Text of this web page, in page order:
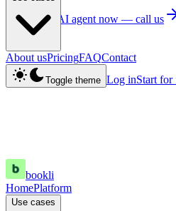
Try the AI agent now — call us
About usPricingFAQContact
Toggle theme Log inStart for
bookli
HomePlatform
Use cases